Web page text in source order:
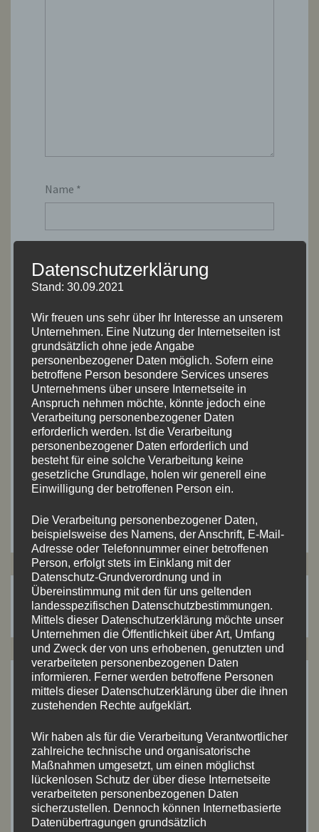
Name *
Website
Name, E-Mail-Adresse und Website in diesem
Browser für meinen nächsten Kommentar
speichern.
Suchen
nach:
ARTIKEL-ARCHIV
Juli 2026 (8)
Mai 2026(2)
April 2026(4)
September 2025(7)
Datenschutzerklärung
Stand: 30.09.2021
Wir freuen uns sehr über Ihr Interesse an unserem
Unternehmen. Eine Nutzung der Internetseiten ist
grundsätzlich ohne jede Angabe
personenbezogener Daten möglich. Sofern eine
betroffene Person besondere Services unseres
Unternehmens über unsere Internetseite in
Anspruch nehmen möchte, könnte jedoch eine
Verarbeitung personenbezogener Daten
erforderlich werden. Ist die Verarbeitung
personenbezogener Daten erforderlich und
besteht für eine solche Verarbeitung keine
gesetzliche Grundlage, holen wir generell eine
Einwilligung der betroffenen Person ein.
Die Verarbeitung personenbezogener Daten,
beispielsweise des Namens, der Anschrift, E-Mail-
Adresse oder Telefonnummer einer betroffenen
Person, erfolgt stets im Einklang mit der
Datenschutz-Grundverordnung und in
Übereinstimmung mit den für uns geltenden
landesspezifischen Datenschutzbestimmungen.
Mittels dieser Datenschutzerklärung möchte unser
Unternehmen die Öffentlichkeit über Art, Umfang
und Zweck der von uns erhobenen, genutzten und
verarbeiteten personenbezogenen Daten
informieren. Ferner werden betroffene Personen
mittels dieser Datenschutzerklärung über die ihnen
zustehenden Rechte aufgeklärt.
Wir haben als für die Verarbeitung Verantwortlicher
zahlreiche technische und organisatorische
Maßnahmen umgesetzt, um einen möglichst
lückenlosen Schutz der über diese Internetseite
verarbeiteten personenbezogenen Daten
sicherzustellen. Dennoch können Internetbasierte
Datenübertragungen grundsätzlich